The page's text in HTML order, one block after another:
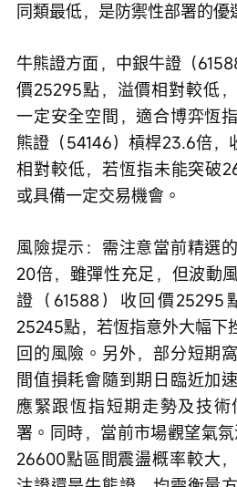
同類最低，是防禦性部署的優
牛熊證方面，中銀牛證（
價25295點，溢價相對較低
一定安全空間，適合博弈恆
熊證（54146）槓桿23.6倍，
相對較低，若恆指未能突破
或具備一定交易機會。
風險提示：需注意當前精選
20倍，雖彈性充足，但波動
證（61588）收回價25295
25245點，若恆指意外大幅下
回的風險。另外，部分短期
間值損耗會隨到期日臨近加
應緊跟恆指短期走勢及技
署。同時，當前市場觀望氣
26600點區間震盪概率較大